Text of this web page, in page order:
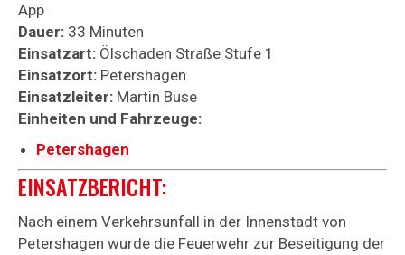
App
Dauer: 33 Minuten
Einsatzart: Ölschaden Straße Stufe 1
Einsatzort: Petershagen
Einsatzleiter: Martin Buse
Einheiten und Fahrzeuge:
Petershagen
EINSATZBERICHT:
Nach einem Verkehrsunfall in der Innenstadt von
Petershagen wurde die Feuerwehr zur Beseitigung der